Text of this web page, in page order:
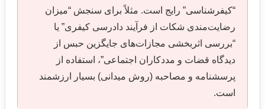
“کیفرشناسی” رایج است. مثلاً برای سنجش “میزان
رضایت‌مندی شکات از فرآیند دادرسی کیفری” یا
“بررسی اثربخشی مجازات‌های جایگزین حبس از
دیدگاه قضات و مددکاران اجتماعی”، استفاده از
پرسشنامه و مصاحبه (روش میدانی) بسیار ارزشمند
است.